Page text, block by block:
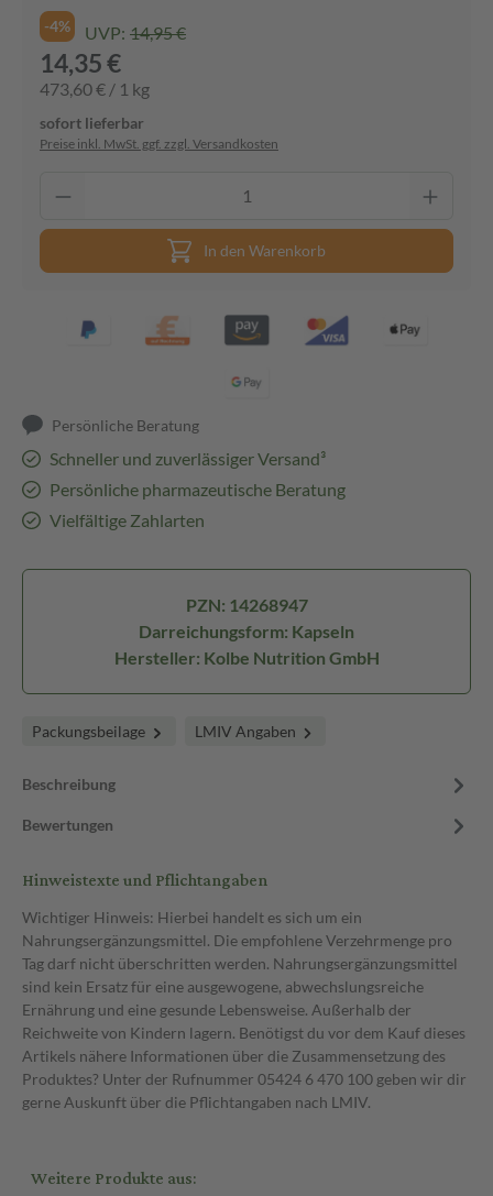
-4% UVP: 14,95 €
14,35 €
473,60 € / 1 kg
sofort lieferbar
Preise inkl. MwSt. ggf. zzgl. Versandkosten
In den Warenkorb
Persönliche Beratung
Schneller und zuverlässiger Versand³
Persönliche pharmazeutische Beratung
Vielfältige Zahlarten
PZN: 14268947
Darreichungsform: Kapseln
Hersteller: Kolbe Nutrition GmbH
Packungsbeilage LMIV Angaben
Beschreibung
Bewertungen
Hinweistexte und Pflichtangaben
Wichtiger Hinweis: Hierbei handelt es sich um ein
Nahrungsergänzungsmittel. Die empfohlene Verzehrmenge pro
Tag darf nicht überschritten werden. Nahrungsergänzungsmittel
sind kein Ersatz für eine ausgewogene, abwechslungsreiche
Ernährung und eine gesunde Lebensweise. Außerhalb der
Reichweite von Kindern lagern. Benötigst du vor dem Kauf dieses
Artikels nähere Informationen über die Zusammensetzung des
Produktes? Unter der Rufnummer 05424 6 470 100 geben wir dir
gerne Auskunft über die Pflichtangaben nach LMIV.
Weitere Produkte aus: